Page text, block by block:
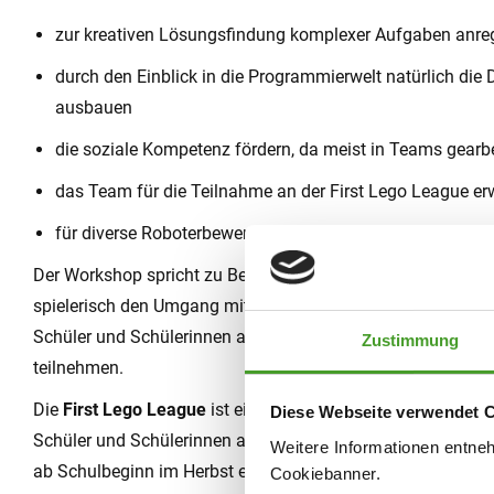
Zustimmung
Diese Webseite verwendet
Weitere Informationen
Cookiebanner.
zur kreativen Lösungsfindung komplexer Aufgaben
durch den Einblick in die Programmierwelt natürlich die
ausbauen
die soziale Kompetenz fördern, da meist in Teams
das Team für die Teilnahme an der First Lego League
für diverse Roboterbewerbe vorbereiten
Der Workshop spricht zu Beginn Schüler und Schülerinnen
spielerisch den Umgang mit den Lego-Robotern erlernen.
Schüler und Schülerinnen an diversen Wettbewerben, zu
teilnehmen.
Die First Lego League ist ein Wettbewerb, der jährlich
Schüler und Schülerinnen ab der 3. Klasse, also auch 4.
ab Schulbeginn im Herbst einmal in der Woche, um für den